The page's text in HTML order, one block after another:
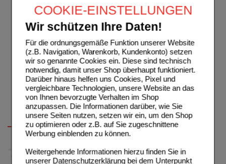
COOKIE-EINSTELLUNGEN
Wir schützen Ihre Daten!
Für die ordnungsgemäße Funktion unserer Website
(z.B. Navigation, Warenkorb, Kundenkonto) setzen
wir so genannte Cookies ein. Diese sind technisch
notwendig, damit unser Shop überhaupt funktioniert.
Darüber hinaus helfen uns Cookies, Pixel und
vergleichbare Technologien, unsere Website an das
von Ihnen bevorzugte Verhalten im Shop
anzupassen. Die Informationen darüber, wie Sie
unsere Seiten nutzen, setzen wir ein, um den Shop
zu optimieren oder z.B. auf Sie zugeschnittene
Werbung einblenden zu können.
Weitergehende Informationen hierzu finden Sie in
unserer Datenschutzerklärungbei dem Unterpunkt